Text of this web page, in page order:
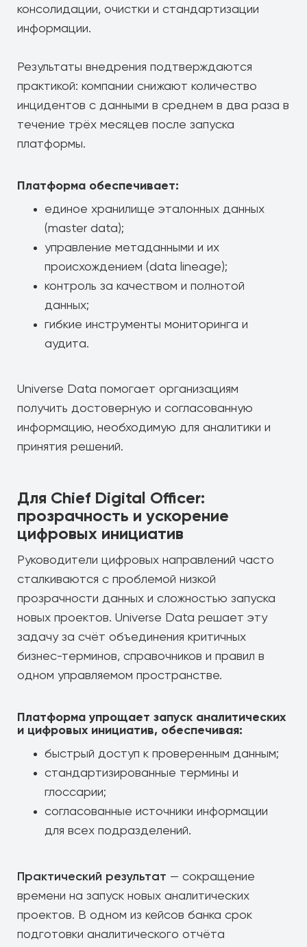
консолидации, очистки и стандартизации
информации.
Результаты внедрения подтверждаются
практикой: компании снижают количество
инцидентов с данными в среднем в два раза в
течение трёх месяцев после запуска
платформы.
Платформа обеспечивает:
единое хранилище эталонных данных
(master data);
управление метаданными и их
происхождением (data lineage);
контроль за качеством и полнотой
данных;
гибкие инструменты мониторинга и
аудита.
Universe Data помогает организациям
получить достоверную и согласованную
информацию, необходимую для аналитики и
принятия решений.
Для Chief Digital Officer:
прозрачность и ускорение
цифровых инициатив
Руководители цифровых направлений часто
сталкиваются с проблемой низкой
прозрачности данных и сложностью запуска
новых проектов. Universe Data решает эту
задачу за счёт объединения критичных
бизнес-терминов, справочников и правил в
одном управляемом пространстве.
Платформа упрощает запуск аналитических
и цифровых инициатив, обеспечивая:
быстрый доступ к проверенным данным;
стандартизированные термины и
глоссарии;
согласованные источники информации
для всех подразделений.
Практический результат — сокращение
времени на запуск новых аналитических
проектов. В одном из кейсов банка срок
подготовки аналитического отчёта